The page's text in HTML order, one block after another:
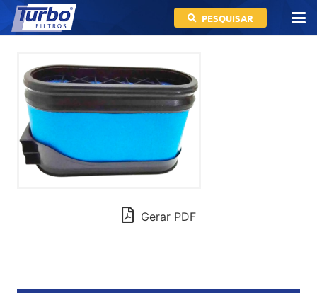
PESQUISAR
Gerar PDF